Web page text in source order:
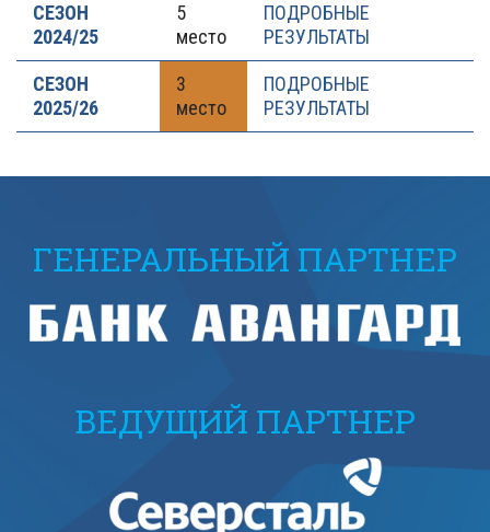
СЕЗОН
2024/25
5
место
ПОДРОБНЫЕ
РЕЗУЛЬТАТЫ
СЕЗОН
2025/26
3
место
ПОДРОБНЫЕ
РЕЗУЛЬТАТЫ
ГЕНЕРАЛЬНЫЙ ПАРТНЕР
ВЕДУЩИЙ ПАРТНЕР